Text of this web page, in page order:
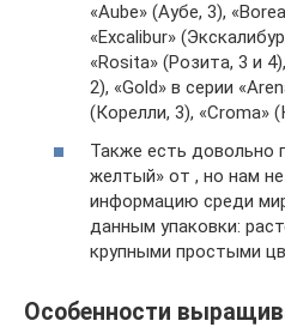
«Aube» (Аубе, 3),
«Excalibur»
«Rosita» (Розита, 3 и
2), «Gold» в серии
(Корелли, 3), «Croma»
Также есть довольно
желтый» от , но нам
информацию среди
данным упаковки:
крупными простыми
Особенности